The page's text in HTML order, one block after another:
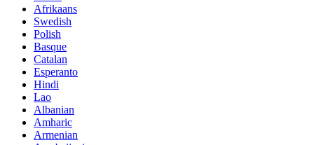
Afrikaans
Swedish
Polish
Basque
Catalan
Esperanto
Hindi
Lao
Albanian
Amharic
Armenian